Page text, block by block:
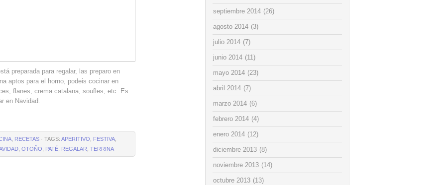
preparada para regalar, las preparo en
aptos para el horno, podeis cocinar en
flanes, crema catalana, soufles, etc. Es
en Navidad.
RECETAS · TAGS: APERITIVO FESTIVA
OTOÑO PATÉ REGALAR TERRINA
septiembre 2014 (26)
agosto 2014 (3)
julio 2014 (7)
junio 2014 (11)
mayo 2014 (23)
abril 2014 (7)
marzo 2014 (6)
febrero 2014 (4)
enero 2014 (12)
diciembre 2013 (8)
noviembre 2013 (14)
octubre 2013 (13)